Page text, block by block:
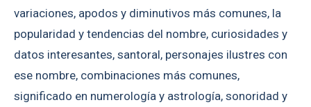
variaciones, apodos y diminutivos más comunes, la
popularidad y tendencias del nombre, curiosidades y
datos interesantes, santoral, personajes ilustres con
ese nombre, combinaciones más comunes,
significado en numerología y astrología, sonoridad y